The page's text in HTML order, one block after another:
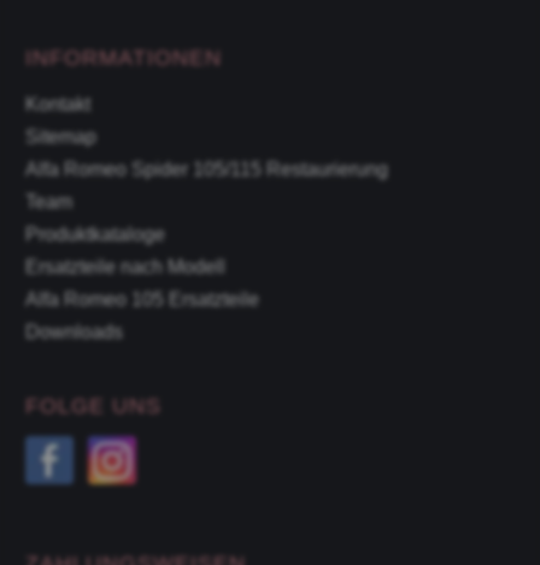
INFORMATIONEN
Kontakt
Sitemap
Alfa Romeo Spider 105/115 Restaurierung
Team
Produktkataloge
Ersatzteile nach Modell
Alfa Romeo 105 Ersatzteile
Downloads
FOLGE UNS